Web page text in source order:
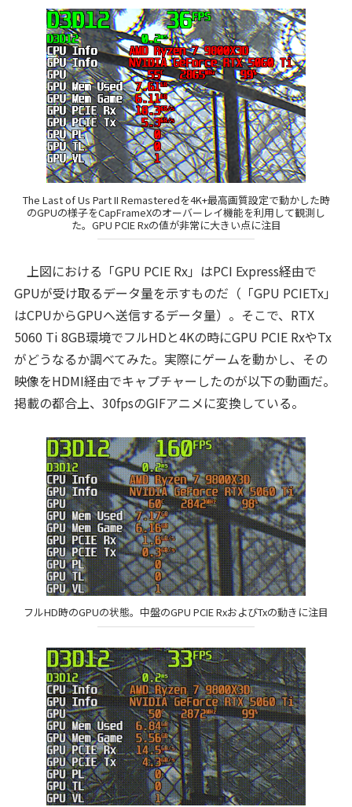
The Last of Us Part II Remasteredを4K+最高画質設定で動かした時
のGPUの様子をCapFrameXのオーバーレイ機能を利用して観測し
た。GPU PCIE Rxの値が非常に大きい点に注目
上図における「GPU PCIE Rx」はPCI Express経由で
GPUが受け取るデータ量を示すものだ（「GPU PCIETx」
はCPUからGPUへ送信するデータ量）。そこで、RTX
5060 Ti 8GB環境でフルHDと4Kの時にGPU PCIE RxやTx
がどうなるか調べてみた。実際にゲームを動かし、その
映像をHDMI経由でキャプチャーしたのが以下の動画だ。
掲載の都合上、30fpsのGIFアニメに変換している。
フルHD時のGPUの状態。中盤のGPU PCIE RxおよびTxの動きに注目